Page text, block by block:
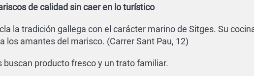
de calidad sin caer en lo turístico
la tradición gallega con el carácter marino de Sitges. Su
los amantes del marisco. (Carrer Sant Pau, 12)
producto fresco y un trato familiar.